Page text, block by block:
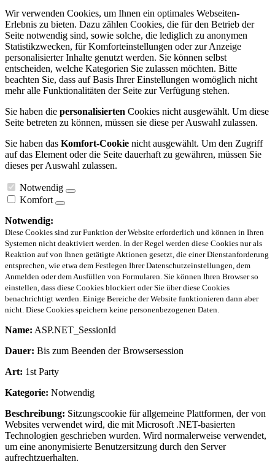
Wir verwenden Cookies, um Ihnen ein optimales Webseiten-
Erlebnis zu bieten. Dazu zählen Cookies, die für den Betrieb der
Seite notwendig sind, sowie solche, die lediglich zu anonymen
Statistikzwecken, für Komforteinstellungen oder zur Anzeige
personalisierter Inhalte genutzt werden. Sie können selbst
entscheiden, welche Kategorien Sie zulassen möchten. Bitte
beachten Sie, dass auf Basis Ihrer Einstellungen womöglich nicht
mehr alle Funktionalitäten der Seite zur Verfügung stehen.
Sie haben die personalisierten Cookies nicht ausgewählt. Um diese
Seite betreten zu können, müssen sie diese per Auswahl zulassen.
Sie haben das Komfort-Cookie nicht ausgewählt. Um den Zugriff
auf das Element oder die Seite dauerhaft zu gewähren, müssen Sie
dieses per Auswahl zulassen.
Notwendig
Komfort
Notwendig:
Diese Cookies sind zur Funktion der Website erforderlich und können in Ihren
Systemen nicht deaktiviert werden. In der Regel werden diese Cookies nur als
Reaktion auf von Ihnen getätigte Aktionen gesetzt, die einer Dienstanforderung
entsprechen, wie etwa dem Festlegen Ihrer Datenschutzeinstellungen, dem
Anmelden oder dem Ausfüllen von Formularen. Sie können Ihren Browser so
einstellen, dass diese Cookies blockiert oder Sie über diese Cookies
benachrichtigt werden. Einige Bereiche der Website funktionieren dann aber
nicht. Diese Cookies speichern keine personenbezogenen Daten.
Name: ASP.NET_SessionId
Dauer: Bis zum Beenden der Browsersession
Art: 1st Party
Kategorie: Notwendig
Beschreibung: Sitzungscookie für allgemeine Plattformen, der von
Websites verwendet wird, die mit Microsoft .NET-basierten
Technologien geschrieben wurden. Wird normalerweise verwendet,
um eine anonymisierte Benutzersitzung durch den Server
aufrechtzuerhalten.